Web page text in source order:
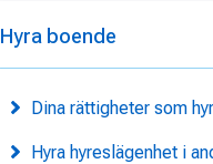
Hyra boende
Dina rättigheter som
Hyra hyreslägenhet i